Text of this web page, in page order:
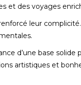
et des voyages
leur
d’une base solide
artistiques et